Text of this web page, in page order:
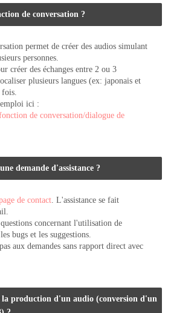
de conversation ?
permet de créer des audios simulant
personnes.
créer des échanges entre 2 ou 3
plusieurs langues (ex: japonais et
ici :
de conversation/dialogue de
demande d'assistance ?
de contact . L'assistance se fait
concernant l'utilisation de
bugs et les suggestions.
aux demandes sans rapport direct avec
la production d'un audio (conversion d'un